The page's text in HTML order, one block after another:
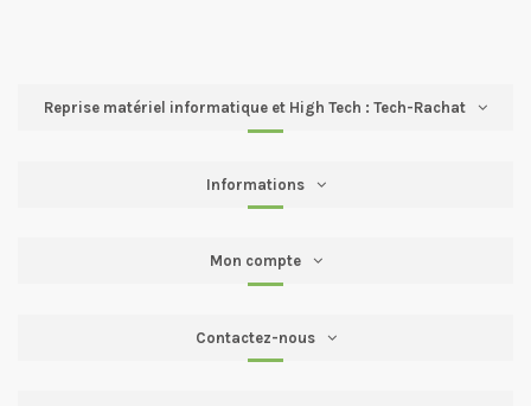
Reprise matériel informatique et High Tech : Tech-Rachat
Informations
Mon compte
Contactez-nous